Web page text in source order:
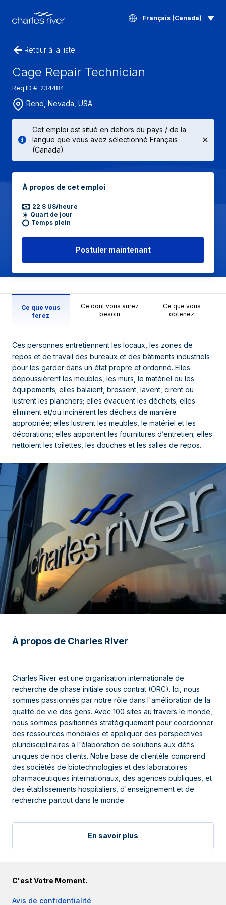
Français (Canada)
Retour à la liste
Cage Repair Technician
Req ID #: 234484
Reno, Nevada, USA
Cet emploi est situé en dehors du pays / de la
langue que vous avez sélectionné Français
(Canada)
À propos de cet emploi
22 $ US/heure
Quart de jour
Temps plein
Postuler maintenant
Ce que vous
ferez
Ce dont vous aurez
besoin
Ce que vous
obtenez
Ces personnes entretiennent les locaux, les zones de
repos et de travail des bureaux et des bâtiments industriels
pour les garder dans un état propre et ordonné. Elles
dépoussièrent les meubles, les murs, le matériel ou les
équipements; elles balaient, brossent, lavent, cirent ou
lustrent les planchers; elles évacuent les déchets; elles
éliminent et/ou incinèrent les déchets de manière
appropriée; elles lustrent les meubles, le matériel et les
décorations; elles apportent les fournitures d’entretien; elles
nettoient les toilettes, les douches et les salles de repos.
À propos de Charles River
Charles River est une organisation internationale de
recherche de phase initiale sous contrat (ORC). Ici, nous
sommes passionnés par notre rôle dans l'amélioration de la
qualité de vie des gens. Avec 100 sites au travers le monde,
nous sommes positionnés stratégiquement pour coordonner
des ressources mondiales et appliquer des perspectives
pluridisciplinaires à l'élaboration de solutions aux défis
uniques de nos clients. Notre base de clientèle comprend
des sociétés de biotechnologies et des laboratoires
pharmaceutiques internationaux, des agences publiques, et
des établissements hospitaliers, d'enseignement et de
recherche partout dans le monde.
En savoir plus
C'est Votre Moment.
Avis de confidentialité